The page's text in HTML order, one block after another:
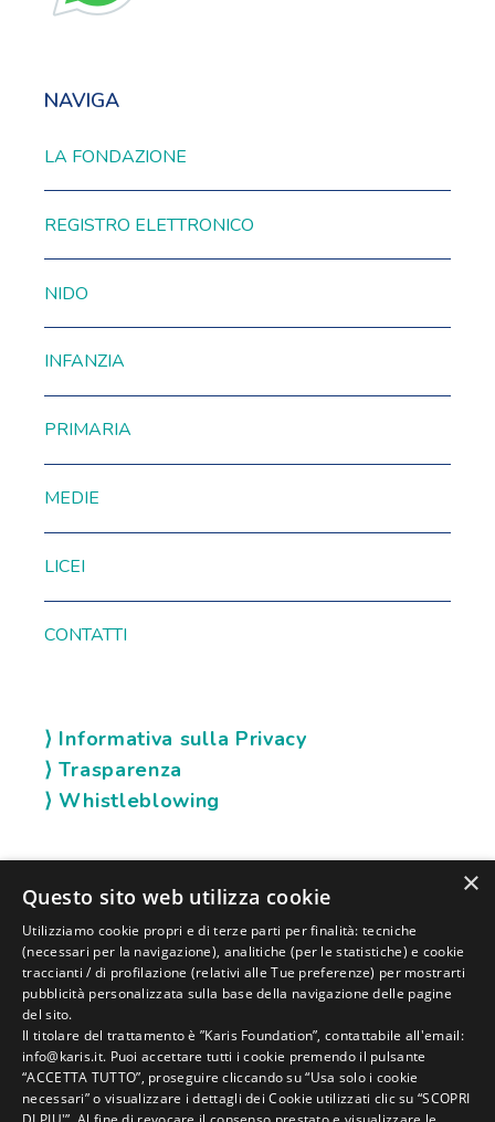
NAVIGA
LA FONDAZIONE
REGISTRO ELETTRONICO
NIDO
INFANZIA
PRIMARIA
MEDIE
LICEI
CONTATTI
⟩ Informativa sulla Privacy
⟩ Trasparenza
⟩ Whistleblowing
SOCIAL KARIS ×
Questo sito web utilizza cookie
Utilizziamo cookie propri e di terze parti per finalità: tecniche
(necessari per la navigazione), analitiche (per le statistiche) e cookie
traccianti / di profilazione (relativi alle Tue preferenze) per mostrarti
pubblicità personalizzata sulla base della navigazione delle pagine
del sito.
Il titolare del trattamento è ”Karis Foundation”, contattabile all'email:
info@karis.it. Puoi accettare tutti i cookie premendo il pulsante
“ACCETTA TUTTO”, proseguire cliccando su “Usa solo i cookie
necessari” o visualizzare i dettagli dei Cookie utilizzati clic su “SCOPRI